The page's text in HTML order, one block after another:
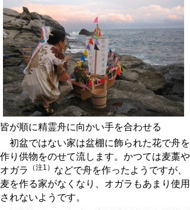
皆が順に精霊舟に向かい手を合わせる
初盆ではない家は盆棚に飾られた花で舟を
作り供物をのせて流します。かつては麦藁や
オガラ
（注1） などで舟を作ったようですが、
麦を作る家がなくなり、オガラもあまり使用
されないようです。